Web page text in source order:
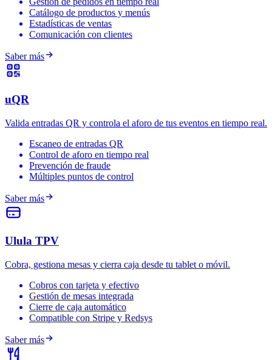
Catálogo de productos y menús
Estadísticas de ventas
Comunicación con clientes
Saber más
uQR
Valida entradas QR y controla el aforo de tus eventos en tiempo real.
Escaneo de entradas QR
Control de aforo en tiempo real
Prevención de fraude
Múltiples puntos de control
Saber más
Ulula TPV
Cobra, gestiona mesas y cierra caja desde tu tablet o móvil.
Cobros con tarjeta y efectivo
Gestión de mesas integrada
Cierre de caja automático
Compatible con Stripe y Redsys
Saber más